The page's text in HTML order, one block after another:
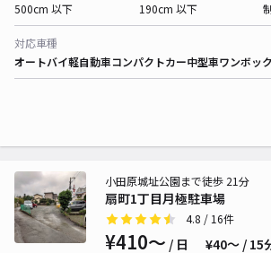
500cm 以下
190cm 以下
対応車種
オートバイ軽自動車コンパクトカー中型車ワンボッ
扇町1丁目月極駐車場
小田原城址公園まで徒歩 21分
4.8 / 16件
¥410〜 / 日 ¥40〜 / 15